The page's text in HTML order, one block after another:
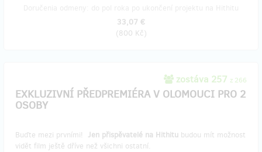
33,07 €
(800 Kč)
zostáva 257 z 266
EXKLUZIVNÍ PŘEDPREMIÉRA V OLOMOUCI PRO 2
OSOBY
Buďte mezi prvními! Jen přispěvatelé na Hithitu budou mít možnost
vidět film ještě dříve než všichni ostatní.